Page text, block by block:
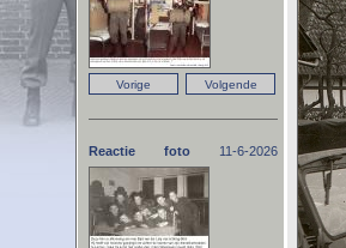
Reactie foto 11-6-2026